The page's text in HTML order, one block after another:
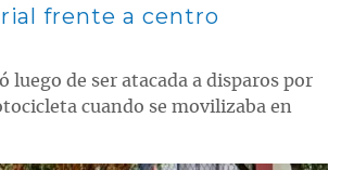
frente a centro
luego de ser atacada a disparos por
cuando se movilizaba en